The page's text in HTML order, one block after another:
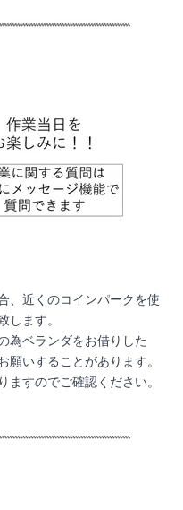
、近くのコインパークを使
します。
為ベランダをお借りした
願いすることがあります。
ますのでご確認ください。